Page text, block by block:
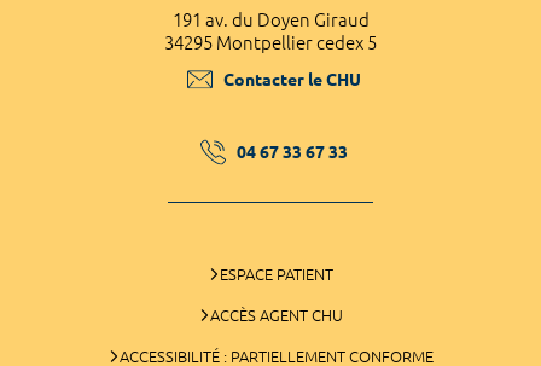
191 av. du Doyen Giraud
34295 Montpellier cedex 5
Contacter le CHU
04 67 33 67 33
ESPACE PATIENT
ACCÈS AGENT CHU
ACCESSIBILITÉ : PARTIELLEMENT CONFORME